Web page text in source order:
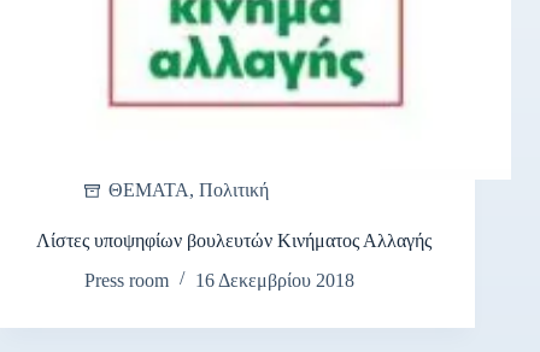
ΘΕΜΑΤΑ, Πολιτική
Λίστες υποψηφίων βουλευτών Κινήματος Αλλαγής
Press room
16 Δεκεμβρίου 2018